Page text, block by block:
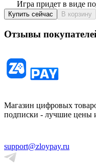
Игра придет в виде
Купить сейчас В корзину
Отзывы
Магазин цифровых
подписки - лучшие цены
support@zloypay.ru